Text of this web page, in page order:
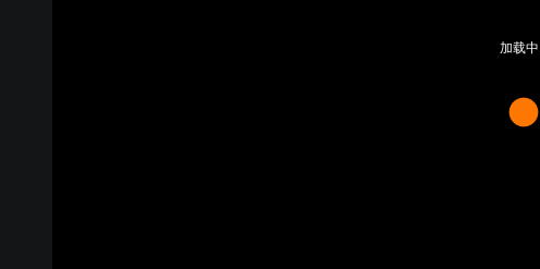
加载中...